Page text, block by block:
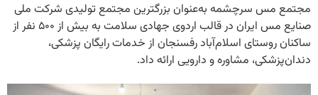
مجتمع مس سرچشمه به‌عنوان بزرگترین مجتمع تولیدی شرکت ملی
صنایع مس ایران در قالب اردوی جهادی سلامت به بیش از ۵۰۰ نفر از
ساکنان روستای اسلام‌آباد رفسنجان از خدمات رایگان پزشکی،
دندان‌پزشکی، مشاوره و دارویی ارائه داد.